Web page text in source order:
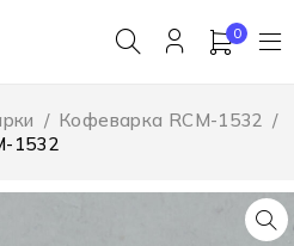
0
/ Кофеварка RCM-1532 /
1532